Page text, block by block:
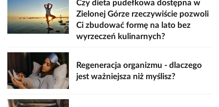
Czy dieta pudełkowa dostępna w
Zielonej Górze rzeczywiście pozwoli
Ci zbudować formę na lato bez
wyrzeczeń kulinarnych?
Regeneracja organizmu - dlaczego
jest ważniejsza niż myślisz?